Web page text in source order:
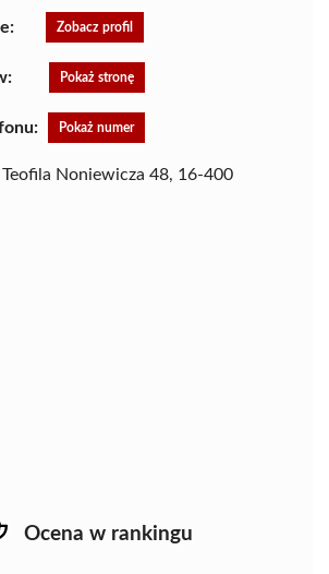
Zobacz profil
Pokaż stronę
Pokaż numer
Teofila Noniewicza 48, 16-400
Ocena w rankingu